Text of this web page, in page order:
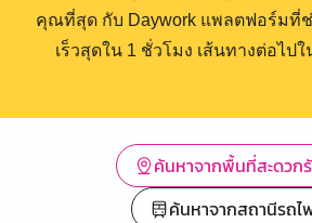
คุณที่สุด กับ Daywork แพลตฟอร์มที่
เร็วสุดใน 1 ชั่วโมง เส้นทางต่อไ
ค้นหาจากพื้นที่สะดวก
ค้นหาจากสถานีรถไ